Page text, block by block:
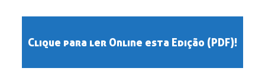
Clique para ler Online esta Edição (PDF)!